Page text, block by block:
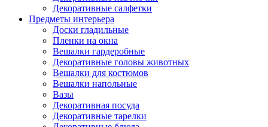
Декоративные салфетки
Предметы интерьера
Доски гладильные
Пленки на окна
Вешалки гардеробные
Декоративные головы животных
Вешалки для костюмов
Вешалки напольные
Вазы
Декоративная посуда
Декоративные тарелки